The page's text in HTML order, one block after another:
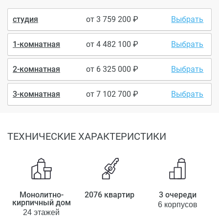
студия от3 759 200 Выбрать
1-комнатная от4 482 100 Выбрать
2-комнатная от 6 325 000 Выбрать
3-комнатная от7 102 700 Выбрать
ТЕХНИЧЕСКИЕ ХАРАКТЕРИСТИКИ
Монолитно-
кирпичный дом
24 этажей
2076 квартир 3 очереди
6 корпусов